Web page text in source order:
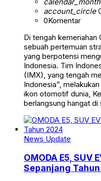
calendar_month
account_circle
0Komentar
Di tengah kemeriahan
sebuah pertemuan
yang berpotensi
Indonesia. Tim
(IMX), yang tengah
Indonesia”,
ikon otomotif dunia,
berlangsung hangat
News Update
OMODA E5, SUV
Sepanjang